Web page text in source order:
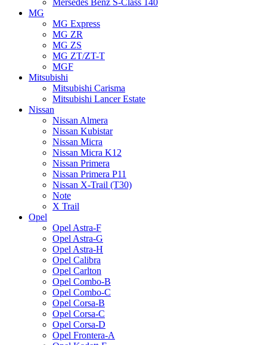
MG
MG Express
MG ZR
MG ZS
MG ZT/ZT-T
MGF
Mitsubishi
Mitsubishi Carisma
Mitsubishi Lancer Estate
Nissan
Nissan Almera
Nissan Kubistar
Nissan Micra
Nissan Micra K12
Nissan Primera
Nissan Primera P11
Nissan X-Trail (T30)
Note
X Trail
Opel
Opel Astra-F
Opel Astra-G
Opel Astra-H
Opel Calibra
Opel Carlton
Opel Combo-B
Opel Combo-C
Opel Corsa-B
Opel Corsa-C
Opel Corsa-D
Opel Frontera-A